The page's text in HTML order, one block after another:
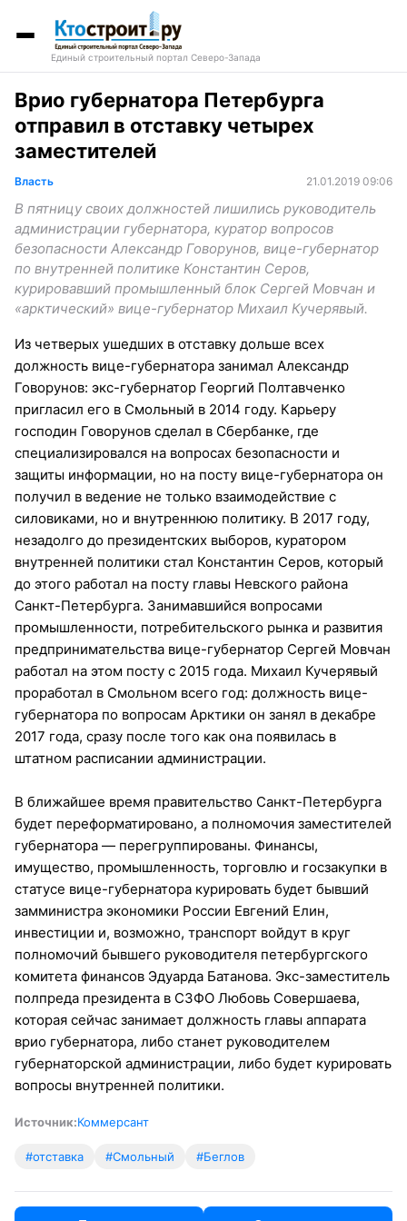
Единый строительный портал Северо-Запада
Врио губернатора Петербурга
отправил в отставку четырех
заместителей
Власть 21.01.2019 09:06
В пятницу своих должностей лишились руководитель
администрации губернатора, куратор вопросов
безопасности Александр Говорунов, вице-губернатор
по внутренней политике Константин Серов,
курировавший промышленный блок Сергей Мовчан и
«арктический» вице-губернатор Михаил Кучерявый.
Из четверых ушедших в отставку дольше всех
должность вице-губернатора занимал Александр
Говорунов: экс-губернатор Георгий Полтавченко
пригласил его в Смольный в 2014 году. Карьеру
господин Говорунов сделал в Сбербанке, где
специализировался на вопросах безопасности и
защиты информации, но на посту вице-губернатора он
получил в ведение не только взаимодействие с
силовиками, но и внутреннюю политику. В 2017 году,
незадолго до президентских выборов, куратором
внутренней политики стал Константин Серов, который
до этого работал на посту главы Невского района
Санкт-Петербурга. Занимавшийся вопросами
промышленности, потребительского рынка и развития
предпринимательства вице-губернатор Сергей Мовчан
работал на этом посту с 2015 года. Михаил Кучерявый
проработал в Смольном всего год: должность вице-
губернатора по вопросам Арктики он занял в декабре
2017 года, сразу после того как она появилась в
штатном расписании администрации.
В ближайшее время правительство Санкт-Петербурга
будет переформатировано, а полномочия заместителей
губернатора — перегруппированы. Финансы,
имущество, промышленность, торговлю и госзакупки в
статусе вице-губернатора курировать будет бывший
замминистра экономики России Евгений Елин,
инвестиции и, возможно, транспорт войдут в круг
полномочий бывшего руководителя петербургского
комитета финансов Эдуарда Батанова. Экс-заместитель
полпреда президента в СЗФО Любовь Совершаева,
которая сейчас занимает должность главы аппарата
врио губернатора, либо станет руководителем
губернаторской администрации, либо будет курировать
вопросы внутренней политики.
Источник:Коммерсант
#отставка #Смольный #Беглов